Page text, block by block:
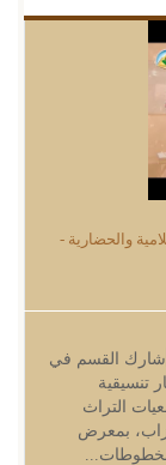
والحضارية -